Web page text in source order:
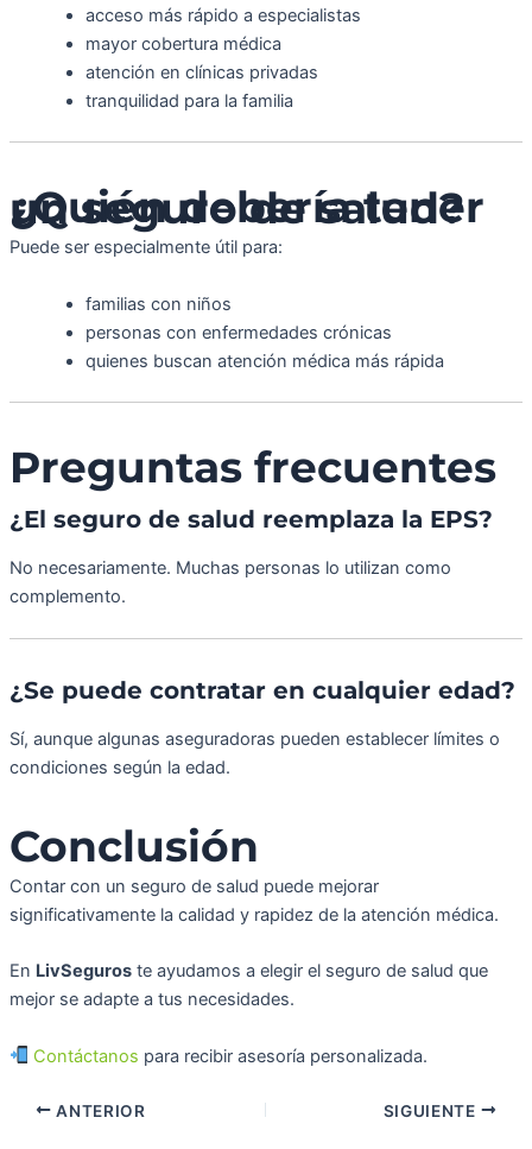
acceso más rápido a especialistas
mayor cobertura médica
atención en clínicas privadas
tranquilidad para la familia
¿Quién debería tener un seguro de salud?
Puede ser especialmente útil para:
familias con niños
personas con enfermedades crónicas
quienes buscan atención médica más rápida
Preguntas frecuentes
¿El seguro de salud reemplaza la EPS?
No necesariamente. Muchas personas lo utilizan como
complemento.
¿Se puede contratar en cualquier edad?
Sí, aunque algunas aseguradoras pueden establecer límites o
condiciones según la edad.
Conclusión
Contar con un seguro de salud puede mejorar
significativamente la calidad y rapidez de la atención médica.
En LivSeguroste ayudamos a elegir el seguro de salud que
mejor se adapte a tus necesidades.
Contáctanos para recibir asesoría personalizada.
ANTERIOR SIGUIENTE